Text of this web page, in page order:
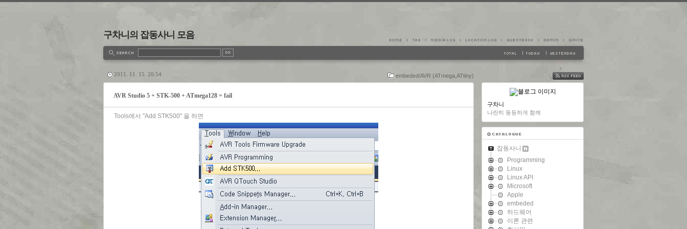
구차니의 잡동사니 모음
embeded/AVR (ATmega,ATtiny)
2011. 11. 15. 20:54
AVR Studio 5 + STK-500 + ATmega128 = fail
Tools에서 "Add STK500" 을 하면
FEED
구차니
나란히 동등하게 함께
잡동사니
Programming
Linux
Linux API
Microsoft
Apple
embeded
하드웨어
이론 관련